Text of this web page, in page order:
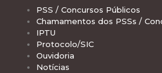
PSS / Concursos Públicos
Chamamentos dos PSSs /
IPTU
Protocolo/SIC
Ouvidoria
Notícias